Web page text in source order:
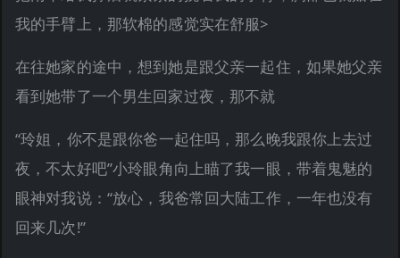
我的手臂上，那软棉的感觉实在舒服>
在往她家的途中，想到她是跟父亲一起住，如果她父亲
看到她带了一个男生回家过夜，那不就
“玲姐，你不是跟你爸一起住吗，那么晚我跟你上去过
夜，不太好吧”小玲眼角向上瞄了我一眼，带着鬼魅的
眼神对我说：“放心，我爸常回大陆工作，一年也没有
回来几次!”